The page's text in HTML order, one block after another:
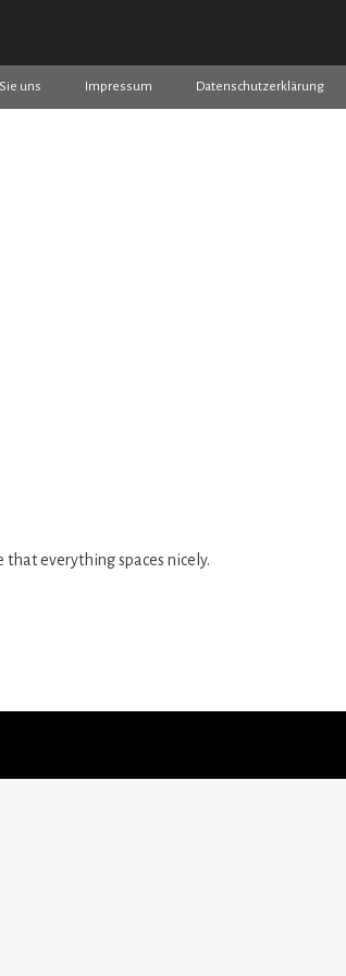
uns Impressum Datenschutzerklärung
that everything spaces nicely.